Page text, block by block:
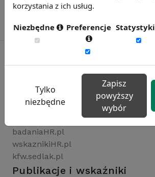
sedlak.pl
wynagrodzenia.pl
raportyplacowe.pl
badaniaHR.pl
wskaznikiHR.pl
kfw.sedlak.pl
Publikacje i wskaźniki
korzystania z ich usług.
Niezbędne Preferencje Statystyki
Tylko
niezbędne
Zapisz
powyższy
wybór